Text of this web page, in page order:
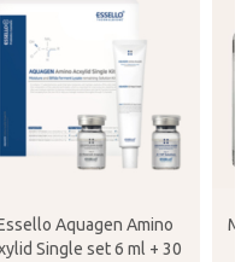
Aquagen Amino
Single set 6 ml + 30